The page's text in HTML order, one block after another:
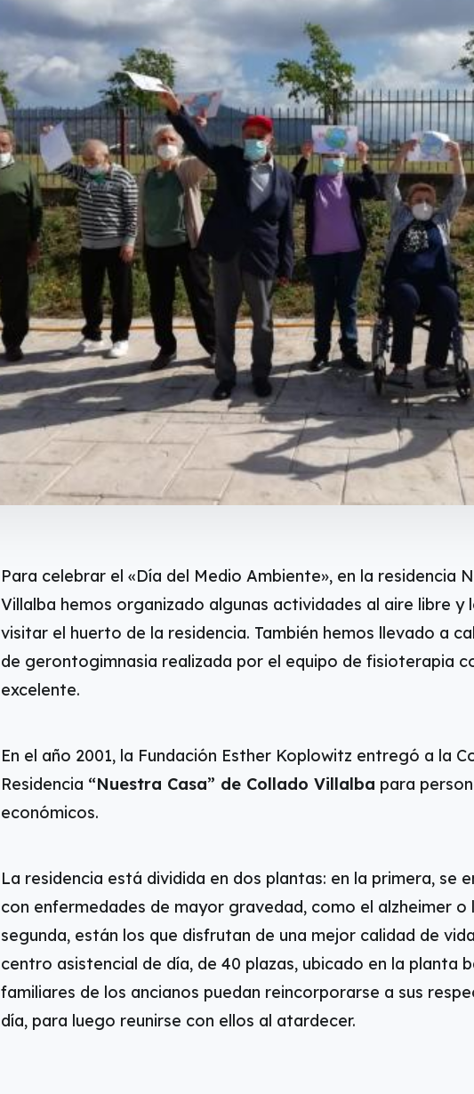
Para celebrar el «Día del Medio Ambiente», en la residencia
Villalba hemos organizado algunas actividades al aire libre y
visitar el huerto de la residencia. También hemos llevado a
de gerontogimnasia realizada por el equipo de fisioterapia
excelente.
En el año 2001, la Fundación Esther Koplowitz entregó a la
Residencia “Nuestra Casa” de Collado Villalba para
económicos.
La residencia está dividida en dos plantas: en la primera, se
con enfermedades de mayor gravedad, como el alzheimer o
segunda, están los que disfrutan de una mejor calidad de
centro asistencial de día, de 40 plazas, ubicado en la planta
familiares de los ancianos puedan reincorporarse a sus
día, para luego reunirse con ellos al atardecer.